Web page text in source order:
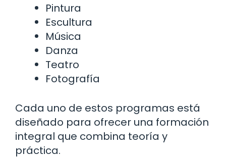
Pintura
Escultura
Música
Danza
Teatro
Fotografía
Cada uno de estos programas está
diseñado para ofrecer una formación
integral que combina teoría y
práctica.